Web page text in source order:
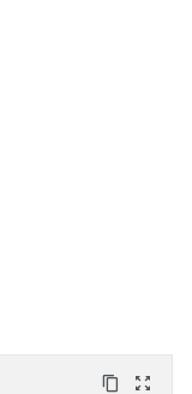
content_copy zoom_out_map